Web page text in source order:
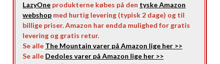
LazyOne produkterne købes på den tyske Amazon
webshop med hurtig levering (typisk 2 dage) og til
billige priser. Amazon har endda mulighed for gratis
levering og gratis retur.
Se alle The Mountain varer på Amazon lige her >>
Se alle Dedoles varer på Amazon lige her >>